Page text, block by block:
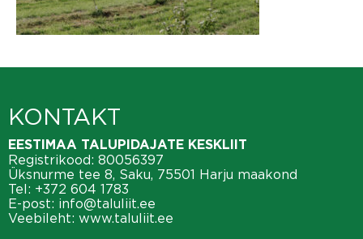
KONTAKT
EESTIMAA TALUPIDAJATE KESKLIIT
Registrikood: 80056397
Üksnurme tee 8, Saku, 75501 Harju maakond
Tel: +372 604 1783
E-post: info@taluliit.ee
Veebileht: www.taluliit.ee